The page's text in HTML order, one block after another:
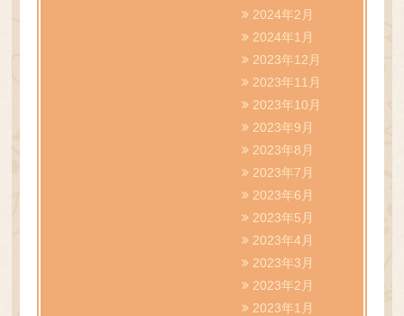
2024年2月
2024年1月
2023年12月
2023年11月
2023年10月
2023年9月
2023年8月
2023年7月
2023年6月
2023年5月
2023年4月
2023年3月
2023年2月
2023年1月